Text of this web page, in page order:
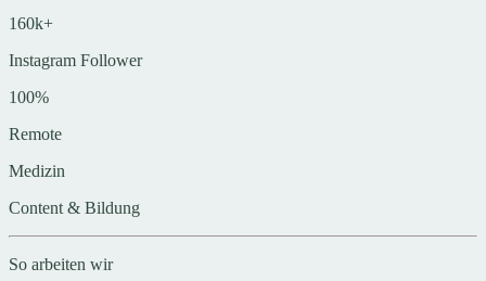
160k+
Instagram Follower
100%
Remote
Medizin
Content & Bildung
So arbeiten wir